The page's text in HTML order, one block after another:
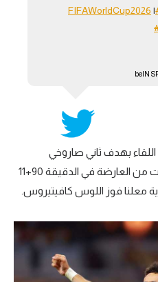
|
بهدف ثاني صاروخي
بتصويبة مدوية من كريموف ارتدت من العارضة في الدقيقة 90+11
معلنا فوز اللوس كافيتيروس.